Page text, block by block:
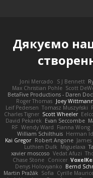
Дякуємо
Joni Mercado S J Bennett
Max Christian Pohle Scott
BetaFive Productions - Daren
Roger Thomas Joey Wittmann
Leif Pedersen Tomasz Muszyński
Charles Tigner Scott Wheeler
David Pekarek Evan Seccombe
RF Wendy Ward Fianna Wong
William Schilthuis Herman
Kai Gregor Robert Angone
Luthien Dulk Miguelaxa
xavier moscoso Vedat Afuzi
Chase Stone Conicer
Denys Holovyanko Bernd
Martin Pražák Sofia Cyrille